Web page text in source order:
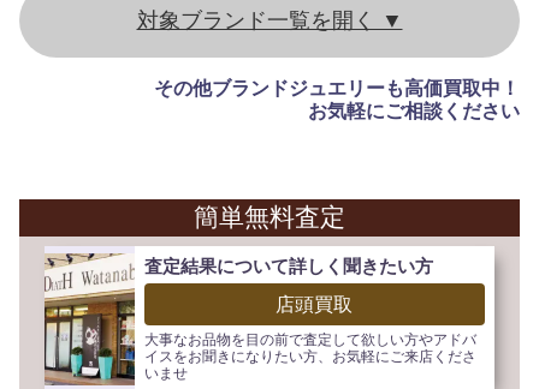
その他ブランドジュエリーも高価買取中！
お気軽にご相談ください
簡単無料査定
査定結果について詳しく聞きたい方
店頭買取
大事なお品物を目の前で査定して欲しい方やアドバ
イスをお聞きになりたい方、お気軽にご来店くださ
いませ